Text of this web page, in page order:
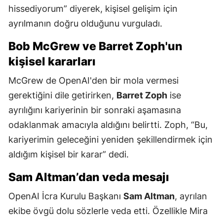
hissediyorum” diyerek, kişisel gelişim için
ayrılmanın doğru olduğunu vurguladı.
Bob McGrew ve Barret Zoph'un
kişisel kararları
McGrew de OpenAI'den bir mola vermesi
gerektiğini dile getirirken, Barret Zoph ise
ayrılığını kariyerinin bir sonraki aşamasına
odaklanmak amacıyla aldığını belirtti. Zoph, “Bu,
kariyerimin geleceğini yeniden şekillendirmek için
aldığım kişisel bir karar” dedi.
Sam Altman’dan veda mesajı
OpenAI İcra Kurulu Başkanı Sam Altman, ayrılan
ekibe övgü dolu sözlerle veda etti. Özellikle Mira